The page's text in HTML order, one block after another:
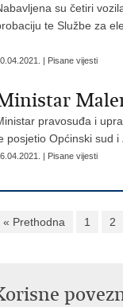
su četiri
te Službe za
| Pisane vijesti
pravosuđa i
posjetio Općinski sud i
| Pisane vijesti
« Prethodna 1 2